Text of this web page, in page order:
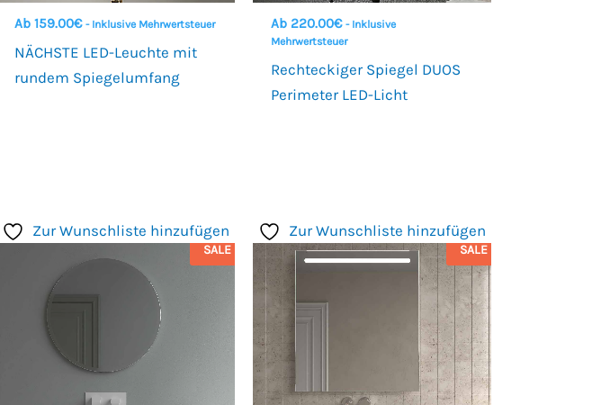
Ab 159.00€ - Inklusive Mehrwertsteuer
NÄCHSTE LED-Leuchte mit
rundem Spiegelumfang
Ab 220.00€ - Inklusive
Mehrwertsteuer
Rechteckiger Spiegel DUOS
Perimeter LED-Licht
Zur Wunschliste hinzufügen
SALE
Zur Wunschliste hinzufügen
SALE